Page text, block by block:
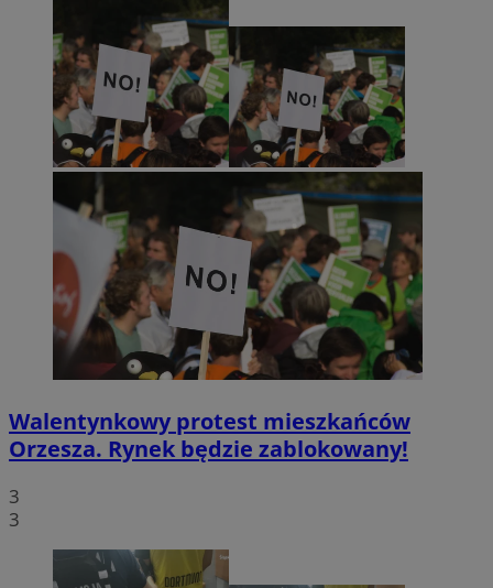
Walentynkowy protest mieszkańców
Orzesza. Rynek będzie zablokowany!
3
3